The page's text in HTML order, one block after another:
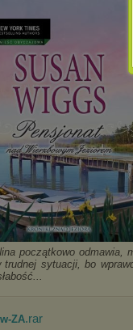
początkowo odmawia,
trudnej sytuacji, bo
ZA.rar